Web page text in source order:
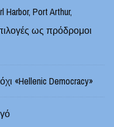
Port Arthur,
ως πρόδρομοι
«Hellenic Democracy»